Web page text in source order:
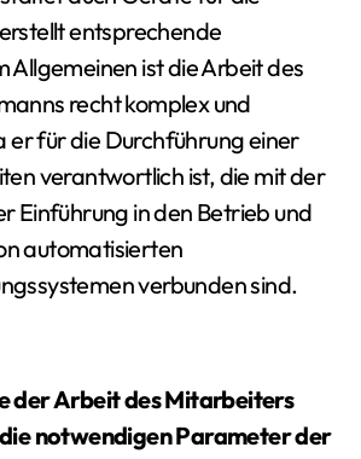
entsprechende
Allgemeinen ist die Arbeit des
recht komplex und
er für die Durchführung einer
verantwortlich ist, die mit der
Einführung in den Betrieb und
automatisierten
verbunden sind.
der Arbeit des Mitarbeiters
notwendigen Parameter der